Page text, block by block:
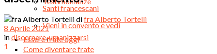
Vieni in convento e vedi
Come diventare frate
Santi francescani
Essere frate oggi
difra Alberto Tortelli
8 Aprile 2021
indiscernere,umanizzarsi
1